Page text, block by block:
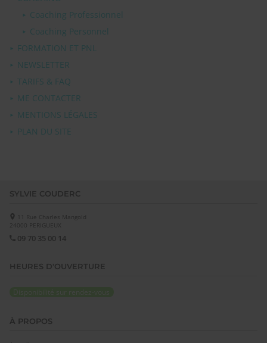
Coaching Professionnel
Coaching Personnel
FORMATION ET PNL
NEWSLETTER
TARIFS & FAQ
ME CONTACTER
MENTIONS LÉGALES
PLAN DU SITE
SYLVIE COUDERC
11 Rue Charles Mangold
24000
PERIGUEUX
09 70 35 00 14
HEURES D'OUVERTURE
À PROPOS